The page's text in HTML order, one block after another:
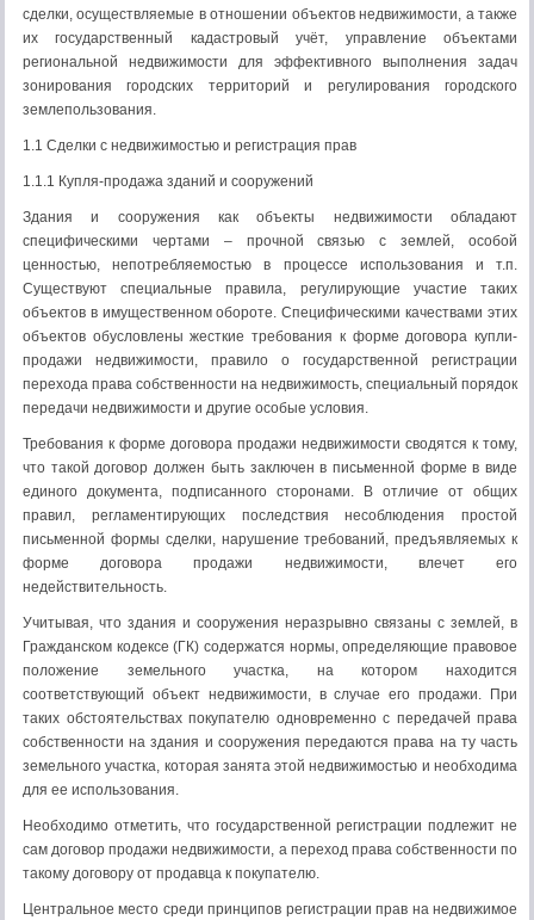
сделки, осуществляемые в отношении объектов недвижимости, а также
их государственный кадастровый учёт, управление объектами
региональной недвижимости для эффективного выполнения задач
зонирования городских территорий и регулирования городского
землепользования.
1.1 Сделки с недвижимостью и регистрация прав
1.1.1 Купля-продажа зданий и сооружений
Здания и сооружения как объекты недвижимости обладают
специфическими чертами – прочной связью с землей, особой
ценностью, непотребляемостью в процессе использования и т.п.
Существуют специальные правила, регулирующие участие таких
объектов в имущественном обороте. Специфическими качествами этих
объектов обусловлены жесткие требования к форме договора купли-
продажи недвижимости, правило о государственной регистрации
перехода права собственности на недвижимость, специальный порядок
передачи недвижимости и другие особые условия.
Требования к форме договора продажи недвижимости сводятся к тому,
что такой договор должен быть заключен в письменной форме в виде
единого документа, подписанного сторонами. В отличие от общих
правил, регламентирующих последствия несоблюдения простой
письменной формы сделки, нарушение требований, предъявляемых к
форме договора продажи недвижимости, влечет его
недействительность.
Учитывая, что здания и сооружения неразрывно связаны с землей, в
Гражданском кодексе (ГК) содержатся нормы, определяющие правовое
положение земельного участка, на котором находится
соответствующий объект недвижимости, в случае его продажи. При
таких обстоятельствах покупателю одновременно с передачей права
собственности на здания и сооружения передаются права на ту часть
земельного участка, которая занята этой недвижимостью и необходима
для ее использования.
Необходимо отметить, что государственной регистрации подлежит не
сам договор продажи недвижимости, а переход права собственности по
такому договору от продавца к покупателю.
Центральное место среди принципов регистрации прав на недвижимое